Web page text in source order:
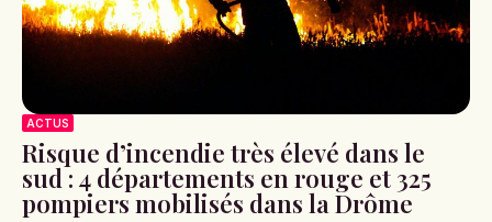
ACTUS
Risque d’incendie très élevé dans le
sud : 4 départements en rouge et 325
pompiers mobilisés dans la Drôme